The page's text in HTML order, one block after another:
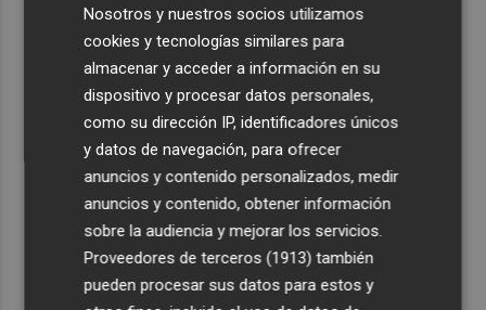
con cinco días de actividades
El coste de la vivienda: 1.338 € netos al mes, el salario
mínimo para poder comprar una vivienda en Castellón
Recibe toda la actualidad de
Plaza Podcast en tu correo
Nosotros y nuestros socios utilizamos
cookies y tecnologías similares para
almacenar y acceder a información en su
dispositivo y procesar datos personales,
como su dirección IP, identificadores únicos
y datos de navegación, para ofrecer
anuncios y contenido personalizados, medir
anuncios y contenido, obtener información
sobre la audiencia y mejorar los servicios.
Proveedores de terceros (1913) también
pueden procesar sus datos para estos y